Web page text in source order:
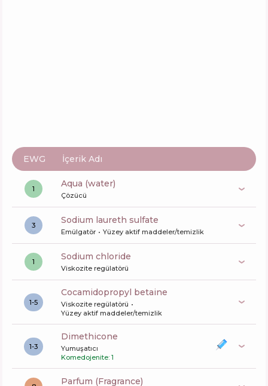
EWG İçerik Adı
1 aqua (water)
Çözücü
3 sodium laureth sulfate
Emülgatör Yüzey aktif maddeler/temizlik
1 sodium chloride
Viskozite regülatörü
1-5
cocamidopropyl betaine
Viskozite regülatörü
Yüzey aktif maddeler/temizlik
1-3
dimethicone
Yumuşatıcı
Komedojenite: 1
Parfum (Fragrance)